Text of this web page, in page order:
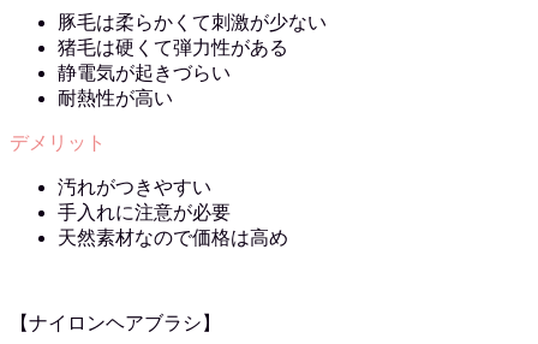
豚毛は柔らかくて刺激が少ない
猪毛は硬くて弾力性がある
静電気が起きづらい
耐熱性が高い
汚れがつきやすい
手入れに注意が必要
天然素材なので価格は高め
【ナイロンヘアブラシ】